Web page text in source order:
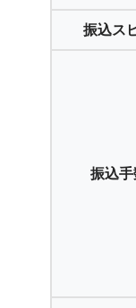
振込ス
振込手